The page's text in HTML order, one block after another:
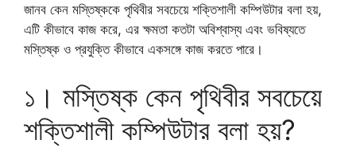
জানব কেন মস্তিষ্ককে পৃথিবীর সবচেয়ে শক্তিশালী কম্পিউটার বলা হয়,
এটি কীভাবে কাজ করে, এর ক্ষমতা কতটা অবিশ্বাস্য এবং ভবিষ্যতে
মস্তিষ্ক ও প্রযুক্তি কীভাবে একসঙ্গে কাজ করতে পারে।
১। মস্তিষ্ক কেন পৃথিবীর সবচেয়ে
শক্তিশালী কম্পিউটার বলা হয়?